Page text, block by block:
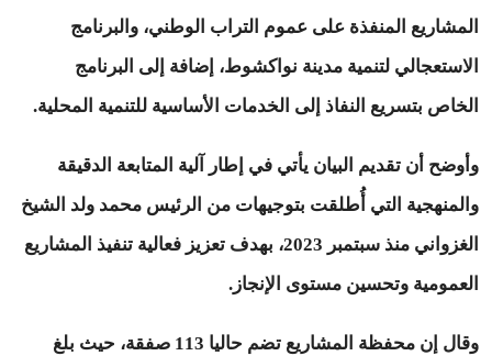
المشاريع المنفذة على عموم التراب الوطني، والبرنامج
الاستعجالي لتنمية مدينة نواكشوط، إضافة إلى البرنامج
الخاص بتسريع النفاذ إلى الخدمات الأساسية للتنمية المحلية.
وأوضح أن تقديم البيان يأتي في إطار آلية المتابعة الدقيقة
والمنهجية التي أُطلقت بتوجيهات من الرئيس محمد ولد الشيخ
الغزواني منذ سبتمبر 2023، بهدف تعزيز فعالية تنفيذ المشاريع
العمومية وتحسين مستوى الإنجاز.
وقال إن محفظة المشاريع تضم حاليا 113 صفقة، حيث بلغ